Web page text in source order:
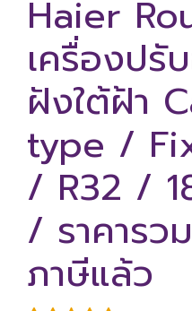
Haier
เครื่องปรั
ฝังใต้ฝ้า
type /
/ R32 /
/ ราคารว
ภาษีแล้ว